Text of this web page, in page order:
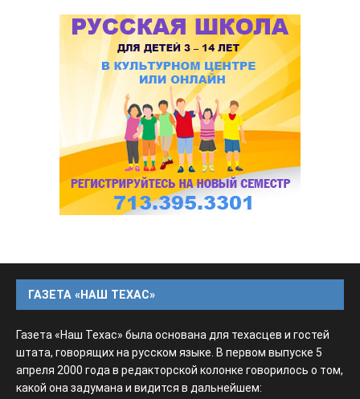
ГАЗЕТА «НАШ ТЕХАС»
Газета «Наш Техас» была основана для техасцев и гостей
штата, говорящих на русском языке. В первом выпуске 5
апреля 2000 года в редакторской колонке говорилось о том,
какой она задумана и видится в дальнейшем: